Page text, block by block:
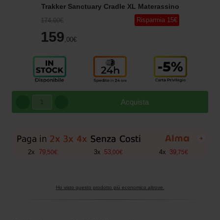
Trakker Sanctuary Cradle XL Materassino
174,00€
159 ,00€
Risparmia 15€
Acquista
+
2x 79, 50€ 3x 53, 00€ 4x 39 75€
Ho visto questo prodotto più economico altrove.